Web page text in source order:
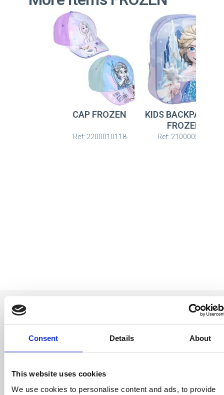
Consent Details About
This website uses cookies
We use cookies to personalise content and ads, to provide
CAP FROZEN
Ref: 2200010118
KIDS BACKPACK 3D
FROZEN
Ref: 2100005875
know